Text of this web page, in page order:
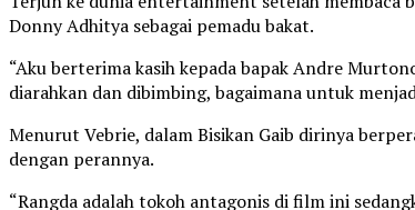
Donny Adhitya sebagai pemadu bakat.
“Aku berterima kasih kepada bapak Andre
diarahkan dan dibimbing, bagaimana untuk
Menurut Vebrie, dalam Bisikan Gaib dirinya
dengan perannya.
“Rangda adalah tokoh antagonis di film ini